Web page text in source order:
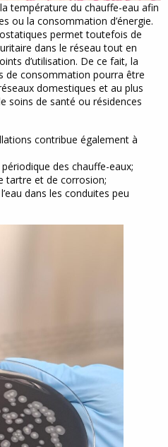
température du chauffe-eau afin
ou la consommation d’énergie.
permet toutefois de
dans le réseau tout en
d’utilisation. De ce fait, la
de consommation pourra être
domestiques et au plus
soins de santé ou résidences
contribue également à
des chauffe-eaux;
tartre et de corrosion;
dans les conduites peu